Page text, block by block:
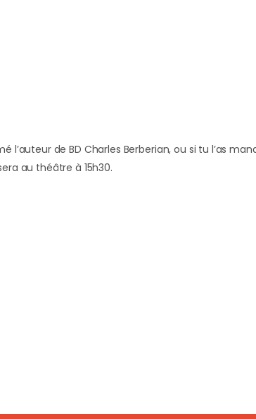
l’auteur de BD Charles Berberian, ou si tu l’as
au théâtre à 15h30.